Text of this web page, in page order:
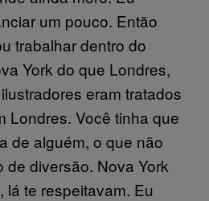
um pouco. Então
trabalhar dentro do
York do que Londres,
eram tratados
Londres. Você tinha que
de alguém, o que não
de diversão. Nova York
lá te respeitavam. Eu